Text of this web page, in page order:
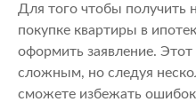
Для того чтобы получить
покупке квартиры в
оформить заявление.
сложным, но следуя
сможете избежать ошибок